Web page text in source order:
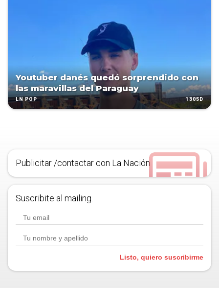
Youtuber danés quedó sorprendido con
las maravillas del Paraguay
LN POP 1305D
Publicitar /contactar con La Nación
Suscribite al mailing.
Listo, quiero suscribirme